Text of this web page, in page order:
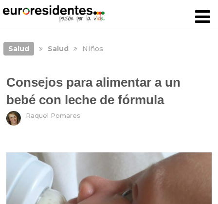
Salud Salud Niños
Consejos para alimentar a un
bebé con leche de fórmula
Raquel Pomares